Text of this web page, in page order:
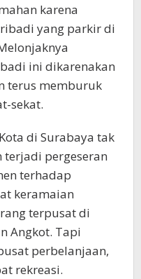
karena
yang parkir di
ini dikarenakan
terus memburuk
sekat.
di Surabaya tak
pergeseran
terhadap
keramaian
terpusat di
Angkot. Tapi
perbelanjaan,
rekreasi.